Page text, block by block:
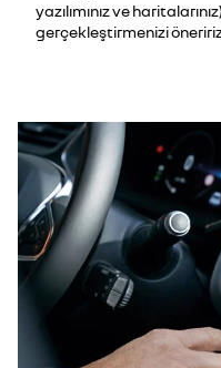
yazılımınız ve
gerçekleştirmenizi